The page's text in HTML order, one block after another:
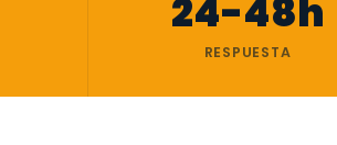
24-48h
RESPUESTA